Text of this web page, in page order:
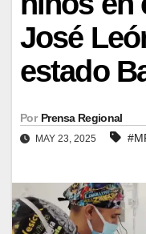
José
estado
Por Prensa Regional
MAY 23, 2025